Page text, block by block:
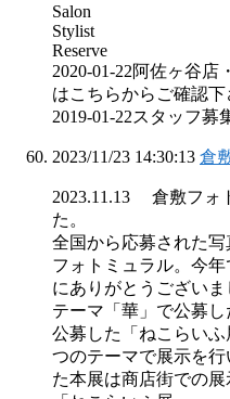
Salon
Stylist
Reserve
2020-01-22阿佐ヶ谷
はこちらからご確認下
2019-01-22スタッフ募
2023/11/23 14:30:13 倉
2023.11.13 倉敷フォ
た。
全国から応募された
フォトミュラル。今
にありがとうございま
テーマ「華」で公募
公募した「ねこらい
つのテーマで展示を
た本展は商店街での